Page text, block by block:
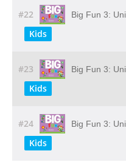
#22 Big Fun 3:
Kids
#23 Big Fun 3:
Kids
#24 Big Fun 3:
Kids